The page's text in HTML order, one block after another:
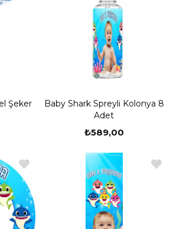
Şeker
Baby Shark Spreyli Kolonya 8
Adet
₺589,00